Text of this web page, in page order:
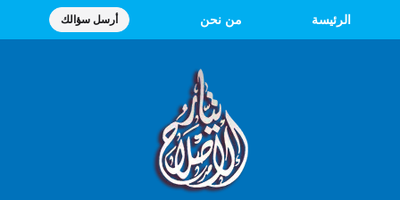
الرئيسة من نحن أرسل سؤالك